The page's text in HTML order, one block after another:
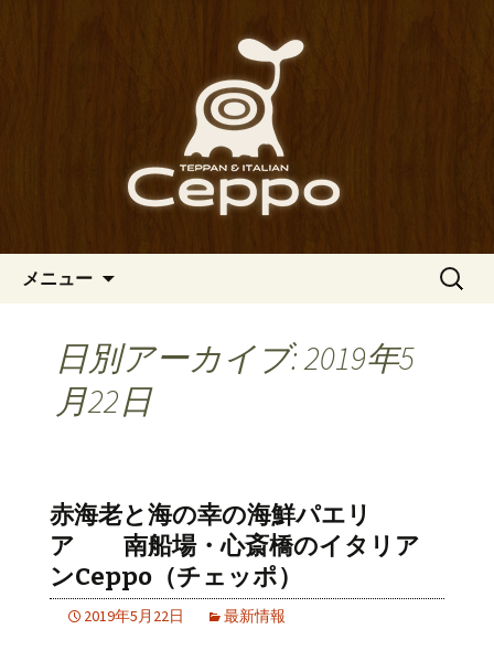
南船場・心斎橋のイタリアン
「Ceppo（チェッポ）」の公式
イタリアン「Ceppo（チェッポ）」。
さまざまなパスタや讃岐オリーブ牛の
ステーキのほか、バルメニューも豊富
にご用意。デートにも一人飲みのお客
様にもぴったりです。
メニュー
検
日別アーカイブ: 2019年5
月22日
赤海老と海の幸の海鮮パエリ
ア 南船場・心斎橋のイタリア
ンCeppo（チェッポ）
2019年5月22日 最新情報